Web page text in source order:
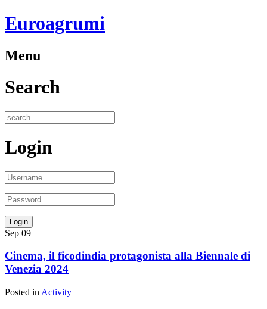
Euroagrumi
Menu
Search
Login
Sep 09
Cinema, il ficodindia protagonista alla Biennale di
Venezia 2024
Posted in Activity